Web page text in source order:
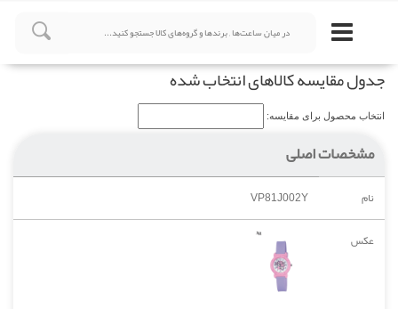
جدول مقایسه کالاهای انتخاب شده
انتخاب محصول برای مقایسه:
مشخصات اصلی
نام
VP81J002Y
عکس